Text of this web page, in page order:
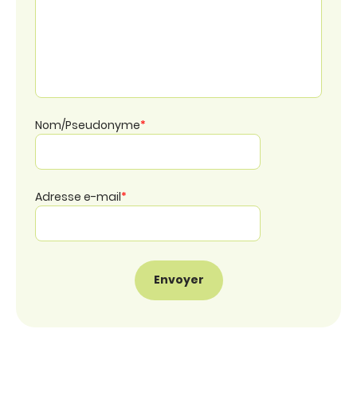
Nom/Pseudonyme*
Adresse e-mail*